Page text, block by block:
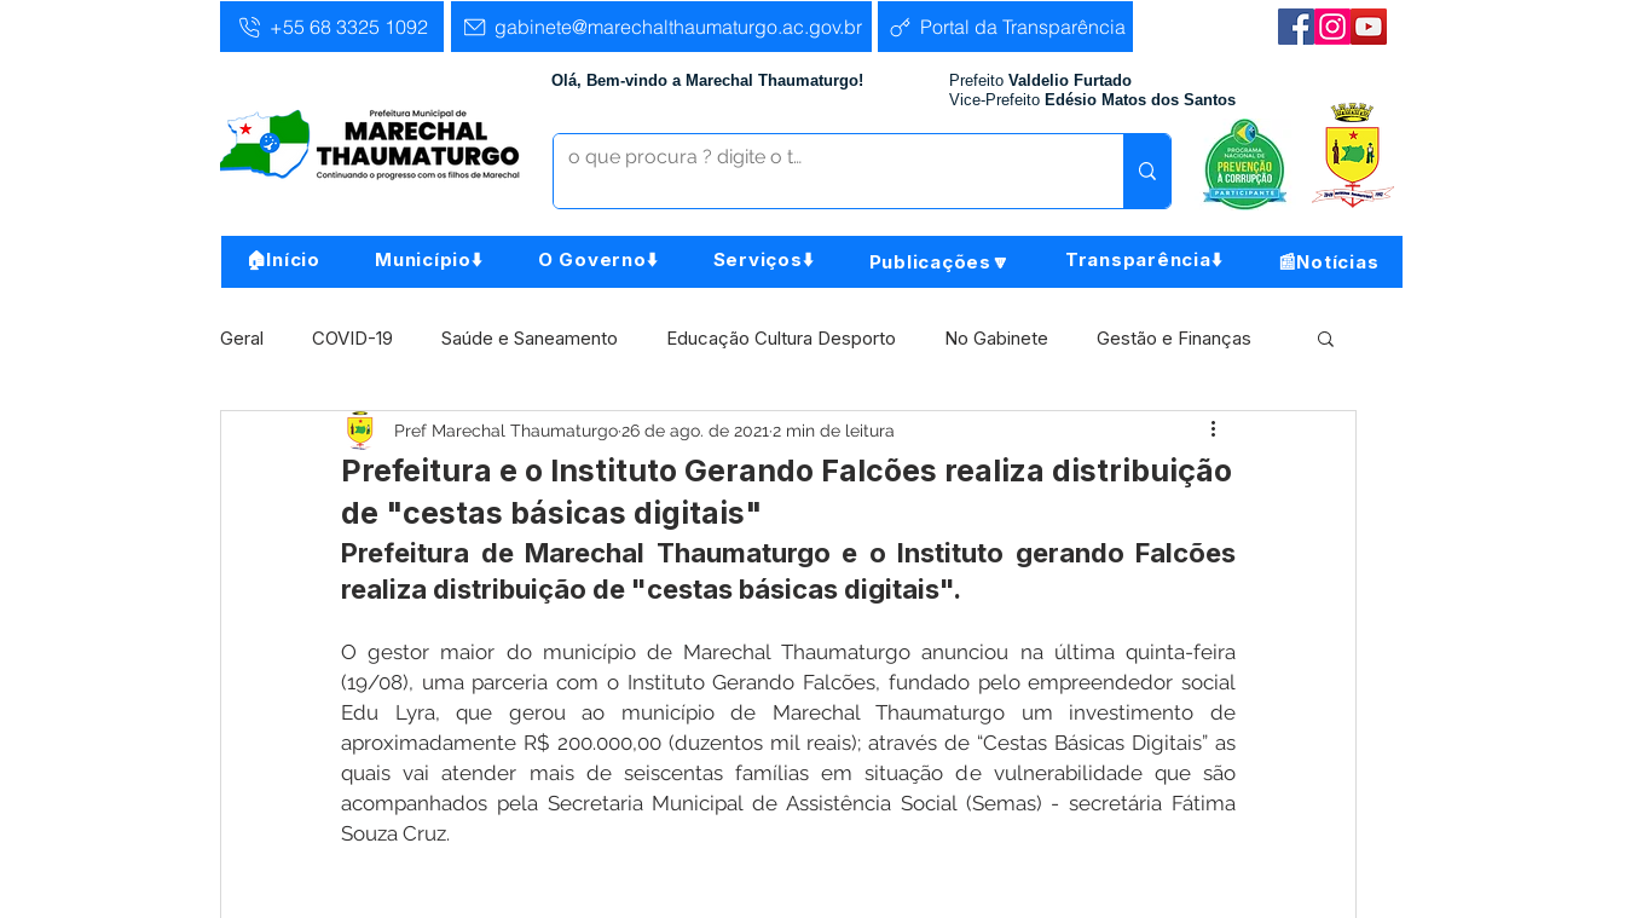
+55 68 3325 1092 gabinete@marechalthaumaturgo.ac.gov.br Portal da Transparência
Olá, Bem-vindo a Marechal Thaumaturgo! Prefeito Valdelio Furtado
Vice-Prefeito Edésio Matos dos Santos
🏠Início Município⬇️ O Governo⬇️ Serviços⬇️ Publicações🔽 Transparência⬇️ 📰Notícias
Geral COVID-19 Saúde e Saneamento Educação Cultura Desporto No Gabinete Gestão e Finanças
Infra, Obra e Transporte Assistência Social Comunidade Agricultura e Produção Meio Ambiente
Concursos Comunicado Institucional e Governo
Defesa Civil Emenda Parlamentar Licitações Defesa Civil Cheias e Alagações Convite
Assembleia Extraordinária
Prefeitura e o Instituto Gerando Falcões realiza distribuição
de "cestas básicas digitais"
Pref Marechal Thaumaturgo26 de ago. de 2021 2 min de leitura
Prefeitura de Marechal Thaumaturgo e o Instituto gerando Falcões
realiza distribuição de "cestas básicas digitais".
O gestor maior do município de Marechal Thaumaturgo anunciou na última quinta-feira
(19/08), uma parceria com o Instituto Gerando Falcões, fundado pelo empreendedor social
Edu Lyra, que gerou ao município de Marechal Thaumaturgo um investimento de
aproximadamente R$ 200.000,00 (duzentos mil reais); através de “Cestas Básicas Digitais” as
quais vai atender mais de seiscentas famílias em situação de vulnerabilidade que são
acompanhados pela Secretaria Municipal de Assistência Social (Semas) - secretária Fátima
Souza Cruz.